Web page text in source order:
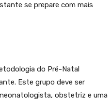
se prepare com mais
do Pré-Natal
Este grupo deve ser
obstetriz e uma